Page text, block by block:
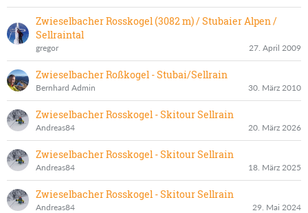
Zwieselbacher Rosskogel (3082 m) / Stubaier Alpen /
Sellraintal
gregor 27. April 2009
Zwieselbacher Roßkogel - Stubai/Sellrain
Bernhard Admin 30. März 2010
Zwieselbacher Rosskogel - Skitour Sellrain
Andreas84 20. März 2026
Zwieselbacher Rosskogel - Skitour Sellrain
Andreas84 18. März 2025
Zwieselbacher Rosskogel - Skitour Sellrain
Andreas84 29. Mai 2024